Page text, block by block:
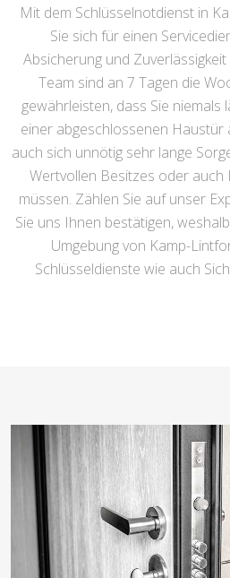
Mit dem Schlüsselnotdienst in
Sie sich für einen
Absicherung und
Team sind an 7 Tagen die
gewährleisten, dass Sie
einer abgeschlossenen
auch sich unnötig sehr lange
Wertvollen Besitzes oder
müssen. Zählen Sie auf unser
Sie uns Ihnen bestätigen,
Umgebung von Kamp-
Schlüsseldienste wie auch